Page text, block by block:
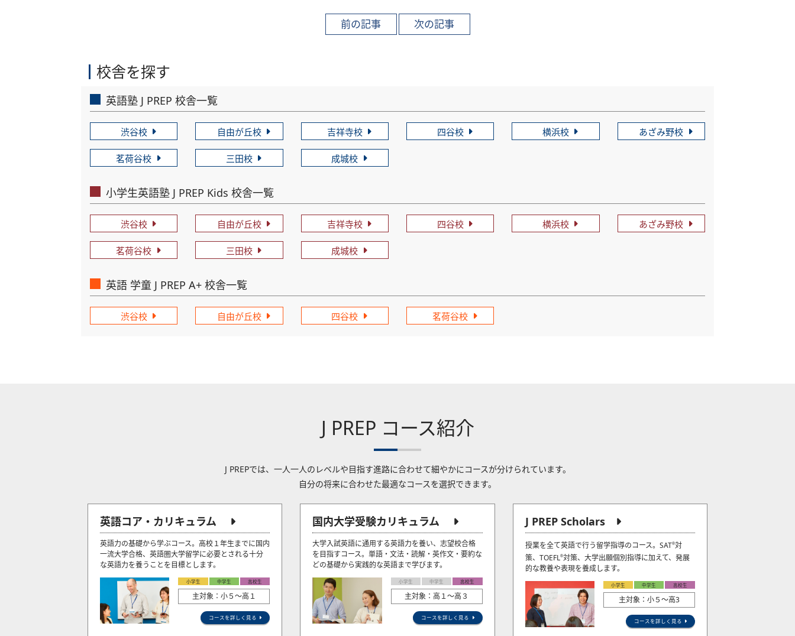
校舎を探す
英語塾 J PREP 校舎一覧
渋谷校 自由が丘校 吉祥寺校 四谷校 横浜校 あざみ野校
茗荷谷校 三田校 成城校
小学生英語塾 J PREP Kids 校舎一覧
渋谷校 自由が丘校 吉祥寺校 四谷校 横浜校 あざみ野校
茗荷谷校 三田校 成城校
英語 学童 J PREP A+ 校舎一覧
渋谷校 自由が丘校 四谷校 茗荷谷校
J PREP コース紹介
J PREPでは、一人一人のレベルや目指す進路に合わせて細やかにコースが分けられています。
自分の将来に合わせた最適なコースを選択できます。
英語コア・カリキュラム
英語力の基礎から学ぶコース。高校１年生までに国内
一流大学合格、英語圏大学留学に必要とされる十分
な英語力を養うことを目標とします。
小学生 中学生 高校生
主対象：小５〜高１
コースを詳しく見る
国内大学受験カリキュラム
大学入試英語に通用する英語力を養い、志望校合格
を目指すコース。単語・文法・読解・英作文・要約な
どの基礎から実践的な英語まで学びます。
小学生 中学生 高校生
主対象：高１～高３
コースを詳しく見る
J PREP Scholars
授業を全て英語で行う留学指導のコース。SAT®対
策、TOEFL®対策、大学出願個別指導に加えて、発展
的な教養や表現を養成します。
小学生 中学生 高校生
主対象：小５〜高3
コースを詳しく見る